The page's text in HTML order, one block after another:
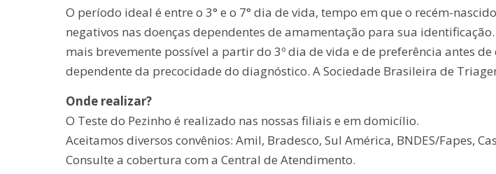
O período ideal é entre o 3° e o 7° dia de vida, tempo em que o recém-
negativos nas doenças dependentes de amamentação para sua
mais brevemente possível a partir do 3º dia de vida e de preferência antes
dependente da precocidade do diagnóstico. A Sociedade Brasileira de
Onde realizar?
O Teste do Pezinho é realizado nas nossas filiais e em domicílio.
Aceitamos diversos convênios: Amil, Bradesco, Sul América, BNDES/Fapes,
Consulte a cobertura com a Central de Atendimento.